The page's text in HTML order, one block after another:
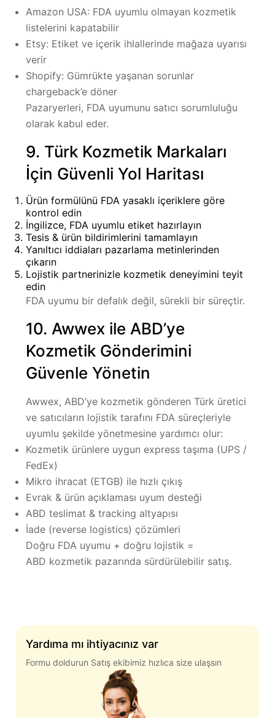
Yardıma mı ihtiyacınız var
Formu doldurun Satış ekibimiz hızlıca size ulaşsın
Amazon USA: FDA uyumlu olmayan kozmetik
listelerini kapatabilir
Etsy: Etiket ve içerik ihlallerinde mağaza uyarısı
verir
Shopify: Gümrükte yaşanan sorunlar
chargeback’e döner
Pazaryerleri, FDA uyumunu satıcı sorumluluğu
olarak kabul eder.
9. Türk Kozmetik Markaları
İçin Güvenli Yol Haritası
Ürün formülünü FDA yasaklı içeriklere göre
kontrol edin
İngilizce, FDA uyumlu etiket hazırlayın
Tesis & ürün bildirimlerini tamamlayın
Yanıltıcı iddiaları pazarlama metinlerinden
çıkarın
Lojistik partnerinizle kozmetik deneyimini teyit
edin
FDA uyumu bir defalık değil, sürekli bir süreçtir.
10. Awwex ile ABD’ye
Kozmetik Gönderimini
Güvenle Yönetin
Awwex, ABD’ye kozmetik gönderen Türk üretici
ve satıcıların lojistik tarafını FDA süreçleriyle
uyumlu şekilde yönetmesine yardımcı olur:
Kozmetik ürünlere uygun express taşıma (UPS /
FedEx)
Mikro ihracat (ETGB) ile hızlı çıkış
Evrak & ürün açıklaması uyum desteği
ABD teslimat & tracking altyapısı
İade (reverse logistics) çözümleri
Doğru FDA uyumu + doğru lojistik =
ABD kozmetik pazarında sürdürülebilir satış.